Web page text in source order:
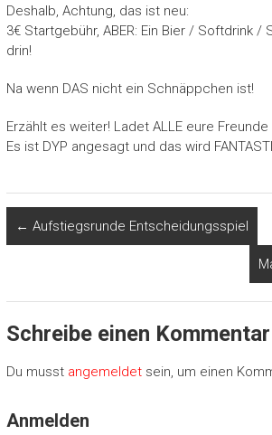
Deshalb, Achtung, das ist neu:
3€ Startgebühr, ABER: Ein Bier / Softdrink /
drin!
Na wenn DAS nicht ein Schnäppchen ist!
Erzählt es weiter! Ladet ALLE eure Freunde
Es ist DYP angesagt und das wird
← Aufstiegsrunde Entscheidungsspiel
Schreibe einen Kommentar
Du musst angemeldetsein, um einen
Anmelden